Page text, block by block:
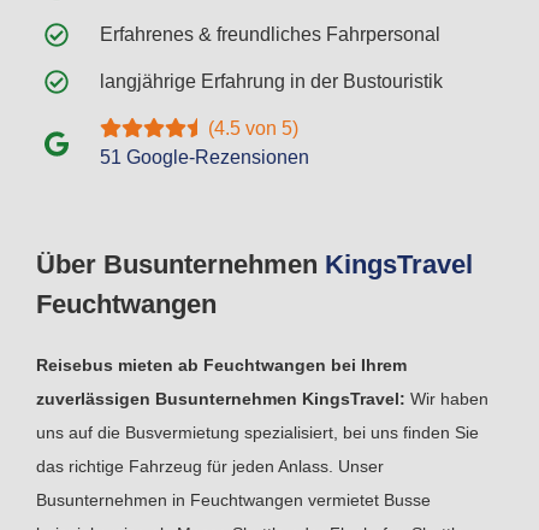
Über Busunternehmen KingsTravel
Feuchtwangen
Reisebus mieten ab Feuchtwangen bei Ihrem
zuverlässigen Busunternehmen KingsTravel: Wir haben
uns auf die Busvermietung spezialisiert, bei uns finden Sie
das richtige Fahrzeug für jeden Anlass. Unser
Busunternehmen in Feuchtwangen vermietet Busse
Erfahrenes & freundliches Fahrpersonal
langjährige Erfahrung in der Bustouristik
(4.5 von 5)
51 Google-Rezensionen